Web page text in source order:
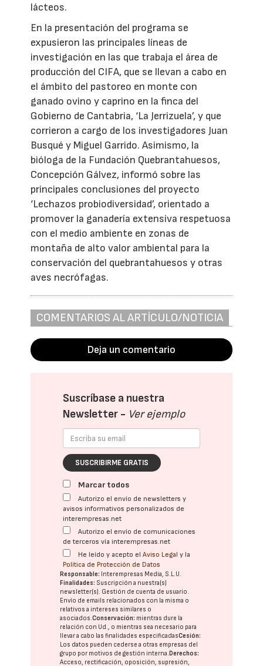
lácteos.
En la presentación del programa se
expusieron las principales líneas de
investigación en las que trabaja el área de
producción del CIFA, que se llevan a cabo en
el ámbito del pastoreo en monte con
ganado ovino y caprino en la finca del
Gobierno de Cantabria, ‘La Jerrizuela’, y que
corrieron a cargo de los investigadores Juan
Busqué y Miguel Garrido. Asimismo, la
bióloga de la Fundación Quebrantahuesos,
Concepción Gálvez, informó sobre las
principales conclusiones del proyecto
‘Lechazos probiodiversidad’, orientado a
promover la ganadería extensiva respetuosa
con el medio ambiente en zonas de
montaña de alto valor ambiental para la
conservación del quebrantahuesos y otras
aves necrófagas.
COMENTARIOS AL ARTÍCULO/NOTICIA
Deja un comentario
Suscríbase a nuestra
Newsletter - Ver ejemplo
SUSCRIBIRME GRATIS
Marcar todos
Autorizo el envío de newsletters y
avisos informativos personalizados de
interempresas.net
Autorizo el envío de comunicaciones
de terceros vía interempresas.net
He leído y acepto elAviso Legal y la
Política de Protección de Datos
Responsable: Interempresas Media, S.L.U.
Finalidades: Suscripción a nuestra(s)
newsletter(s). Gestión de cuenta de usuario.
Envío de emails relacionados con la misma o
relativos a intereses similares o
asociados.Conservación: mientras dure la
relación con Ud., o mientras sea necesario para
llevar a cabo las finalidades especificadasCesión:
Los datos pueden cederse a otras empresas del
grupo por motivos de gestión interna. Derechos:
Acceso, rectificación, oposición, supresión,